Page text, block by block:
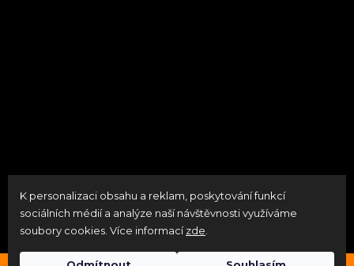
K personalizaci obsahu a reklam, poskytování funkcí
sociálních médií a analýze naší návštěvnosti využíváme
soubory cookies. Více informacízde
Vytvořil Shoptet
Upravit nastavení cookies